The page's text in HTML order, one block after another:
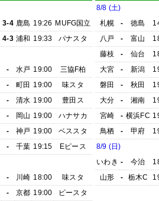
3-4 鹿島 19:26 MUFG国立
4-3 浦和 19:33
パナスタ
- 水戸 19:00
三協F柏
- 町田 19:00
味スタ
- 清水 19:00
豊田ス
- 岡山 19:00
ハナサカ
- 神戸 19:00
ベススタ
- 千葉 19:15
Eピース
- 川崎 18:00
味スタ
- 京都 19:00 ピースタ
8/8 (土)
札幌
- 徳島
八戸
- 富山
藤枝
- 仙台
大宮
- 新潟
磐田
- 秋田
大分
- 湘南
宮崎
- 横浜FC
鳥栖
- 甲府
8/9 (日)
いわき - 今治
山形
- 栃木C